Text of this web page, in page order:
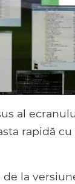
al
rapidă
la